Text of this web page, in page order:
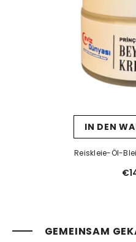
IN DEN
Reiskleie-Öl-
GEMEINSAM